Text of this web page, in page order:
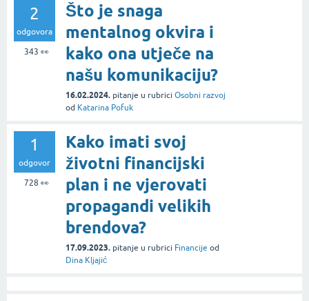
2
odgovora
343 👀
Što je snaga
mentalnog okvira i
kako ona utječe na
našu komunikaciju?
16.02.2024. pitanje u rubrici Osobni razvoj
od Katarina Pofuk
1
odgovor
728 👀
Kako imati svoj
životni financijski
plan i ne vjerovati
propagandi velikih
brendova?
17.09.2023. pitanje u rubrici Financije od
Dina Kljajić